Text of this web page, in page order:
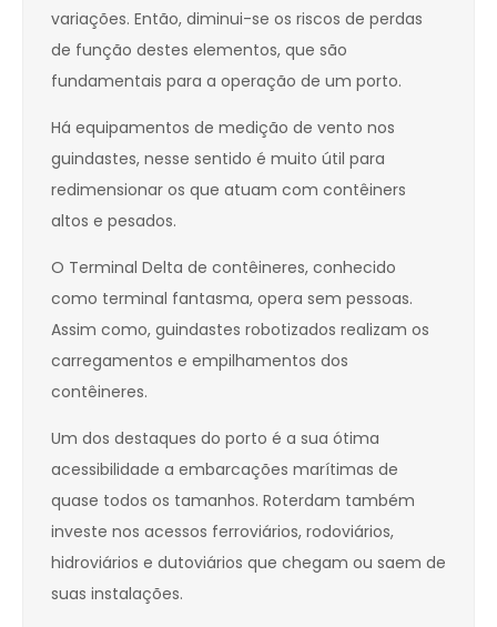
variações. Então, diminui-se os riscos de perdas
de função destes elementos, que são
fundamentais para a operação de um porto.
Há equipamentos de medição de vento nos
guindastes, nesse sentido é muito útil para
redimensionar os que atuam com contêiners
altos e pesados.
O Terminal Delta de contêineres, conhecido
como terminal fantasma, opera sem pessoas.
Assim como, guindastes robotizados realizam os
carregamentos e empilhamentos dos
contêineres.
Um dos destaques do porto é a sua ótima
acessibilidade a embarcações marítimas de
quase todos os tamanhos. Roterdam também
investe nos acessos ferroviários, rodoviários,
hidroviários e dutoviários que chegam ou saem de
suas instalações.